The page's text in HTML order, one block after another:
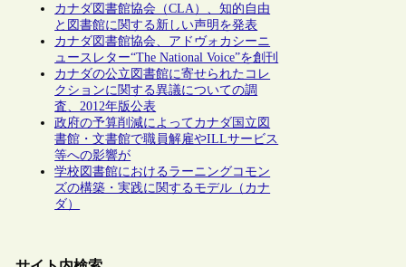
カナダ図書館協会（CLA）、知的自由
と図書館に関する新しい声明を発表
カナダ図書館協会、アドヴォカシーニ
ュースレター“The National Voice”を創刊
カナダの公立図書館に寄せられたコレ
クションに関する異議についての調
査、2012年版公表
政府の予算削減によってカナダ国立図
書館・文書館で職員解雇やILLサービス
等への影響が
学校図書館におけるラーニングコモン
ズの構築・実践に関するモデル（カナ
ダ）